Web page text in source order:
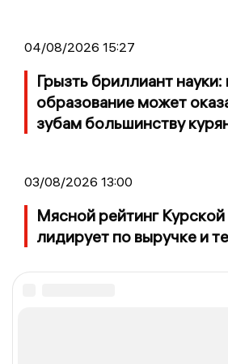
04/08/2026 15:27
Грызть бриллиант
образование может
зубам большинству
03/08/2026 13:00
Мясной рейтинг
лидирует по выручке и